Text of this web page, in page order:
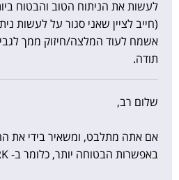
לעשות את הניתוח הטוב והבטוח
(חייב לציין שאני סגור על לעשות
אשמח לעוד המלצה/חיזוק ממך
תודה.
שלום רב,
אם אתה מתלבט, ומשאיר בידי את
באפשרות הבטוחה יותר, כלומר ב- PRK.